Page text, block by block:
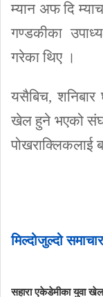
म्यान अफ दि
गण्डकीका
गरेका थिए ।
यसैबिच, शनिबार
खेल हुने भएको
पोखराक्लिकलाई
मिल्दोजुल्दो
कुमुदिनी